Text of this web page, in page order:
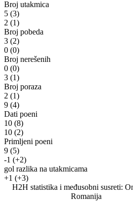
Broj utakmica
5 (3)
2 (1)
Broj pobeda
3 (2)
0 (0)
Broj nerešenih
0 (0)
3 (1)
Broj poraza
2 (1)
9 (4)
Dati poeni
10 (8)
10 (2)
Primljeni poeni
9 (5)
-1 (+2)
gol razlika na utakmicama
+1 (+3)
H2H statistika i međusobni susreti:
Romanija